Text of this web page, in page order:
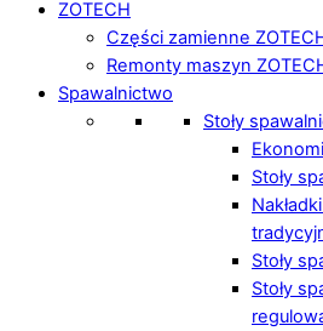
ZOTECH
Części zamienne
Remonty maszyn
Spawalnictwo
Stoły
Stoły
Stoły
Stoły